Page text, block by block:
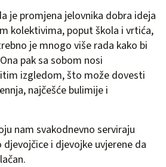
je promjena jelovnika dobra ideja
kolektivima, poput škola i vrtića,
je mnogo više rada kako bi
pak sa sobom nosi
izgledom, što može dovesti
najčešće bulimije i
nam svakodnevno serviraju
i djevojke uvjerene da